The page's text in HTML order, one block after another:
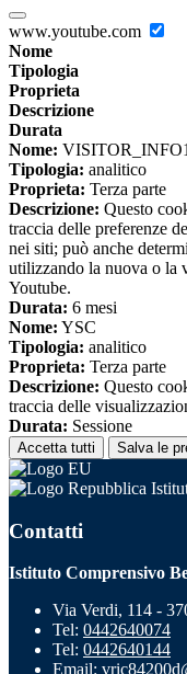
www.youtube.com
Nome
Tipologia
Proprieta
Descrizione
Durata
Nome:
Tipologia: analitico
Proprieta: Terza parte
Descrizione: Questo
traccia delle preferenze
nei siti; può anche
utilizzando la nuova o la
Youtube.
Durata: 6 mesi
Nome: YSC
Tipologia: analitico
Proprieta: Terza parte
Descrizione: Questo
traccia delle
Durata: Sessione
Accetta tutti Salva le
Contatti
Istituto Comprensivo
Via Verdi, 114 -
Tel: 0442640074
Tel: 0442640144
Email: